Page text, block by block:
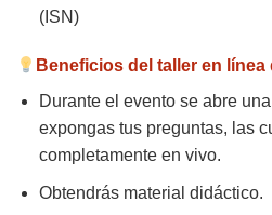
(ISN)
Beneficios del taller en
Durante el evento se abre
expongas tus preguntas, las
completamente en vivo.
Obtendrás material didáctico.